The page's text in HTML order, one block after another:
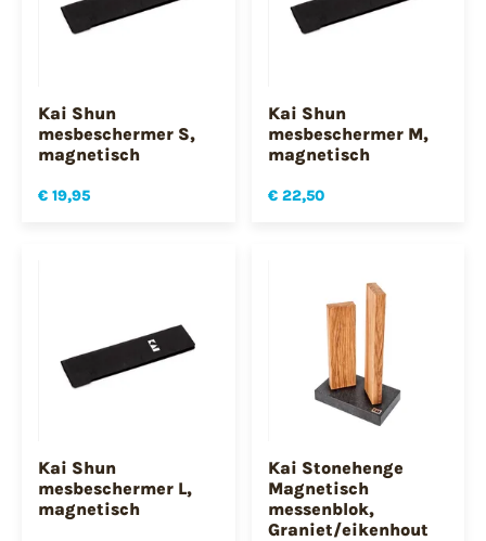
Kai Shun
mesbeschermer S,
magnetisch
€ 19,95
Kai Shun
mesbeschermer M,
magnetisch
€ 22,50
Kai Shun
mesbeschermer L,
magnetisch
Kai Stonehenge
Magnetisch
messenblok,
Graniet/eikenhout